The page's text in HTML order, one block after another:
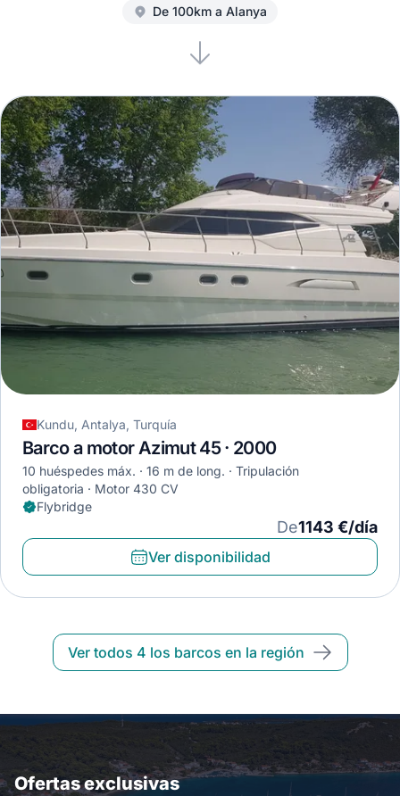
De 100km a Alanya
Kundu, Antalya, Turquía
Barco a motor Azimut 45 · 2000
10 huéspedes máx. 16 m de long.
Tripulación
obligatoria
Motor 430 CV
Flybridge
De1143 €/día
Ver disponibilidad
Ver todos 4 los barcos en la región
Ofertas exclusivas